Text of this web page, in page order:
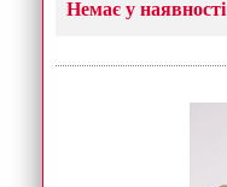
Немає у наявності